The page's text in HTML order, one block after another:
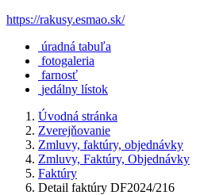
https://rakusy.esmao.sk/
úradná tabuľa
fotogaleria
farnosť
jedálny lístok
Úvodná stránka
Zverejňovanie
Zmluvy, faktúry, objednávky
Zmluvy, Faktúry, Objednávky
Faktúry
Detail faktúry DF2024/216